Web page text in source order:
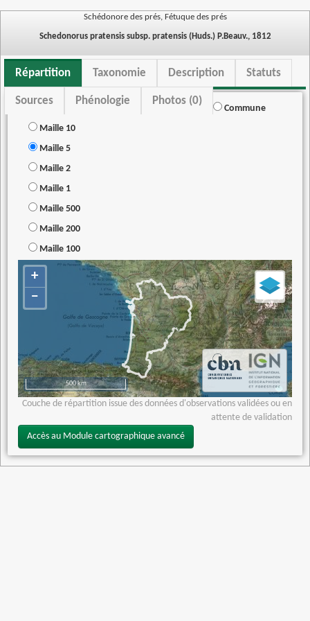
Schédonore des prés, Fétuque des prés
Schedonorus pratensis subsp. pratensis (Huds.) P.Beauv., 1812
Répartition Taxonomie Description Statuts
Sources Phénologie Photos (0)
Commune
Maille 10
Maille 5
Maille 2
Maille 1
Maille 500
Maille 200
Maille 100
+
−
500 km
Couche de répartition issue des données d'observations validées ou en
attente de validation
Accès au Module cartographique avancé